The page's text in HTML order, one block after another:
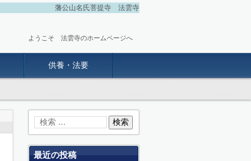
藩公山名氏菩提寺 法雲寺
ようこそ 法雲寺のホームページへ
供養・法要
最近の投稿